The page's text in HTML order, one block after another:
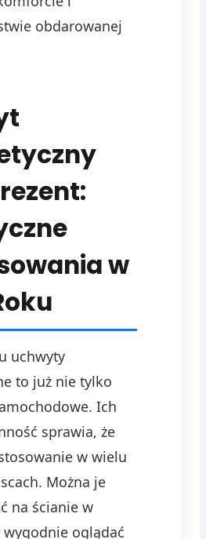
obdarowanej
w
uchwyty
to już nie tylko
Ich
sprawia, że
w wielu
Można je
na ścianie w
oglądać